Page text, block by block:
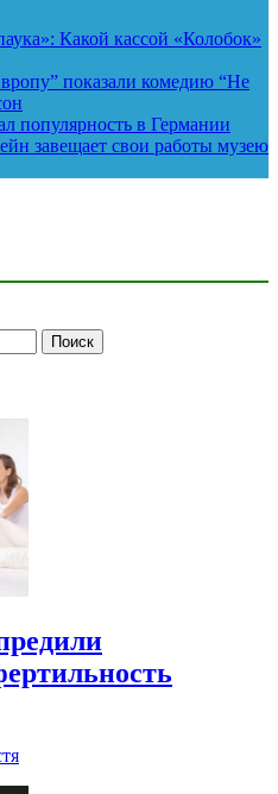
Какой кассой «Колобок»
показали комедию “Не
популярность в Германии
завещает свои работы музею